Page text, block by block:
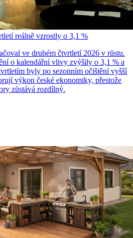
reálně vzrostly o 3,1 %
ve druhém čtvrtletí 2026 v růstu.
o kalendářní vlivy zvýšily o 3,1 % a
byly po sezonním očištění vyšší
výkon české ekonomiky, přestože
zůstává rozdílný.